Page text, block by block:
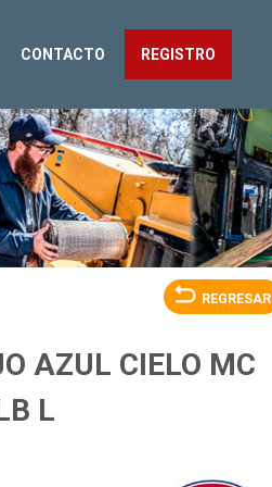
CONTACTO REGISTRO
REGRESAR
AZUL CIELO MC
L